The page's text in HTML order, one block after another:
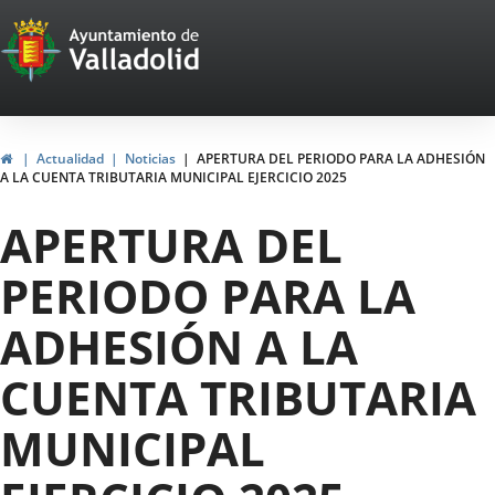
Portal
Web
del
Ayuntamiento
de
Valladolid
HomeActualidad Noticias
APERTURA DEL PERIODO PARA LA ADHESIÓN
A LA CUENTA TRIBUTARIA MUNICIPAL EJERCICIO 2025
APERTURA DEL
PERIODO PARA LA
ADHESIÓN A LA
CUENTA TRIBUTARIA
MUNICIPAL